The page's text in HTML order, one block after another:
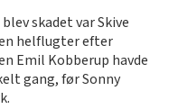
skadet var Skive
helflugter efter
Emil Kobberup havde
gang, før Sonny